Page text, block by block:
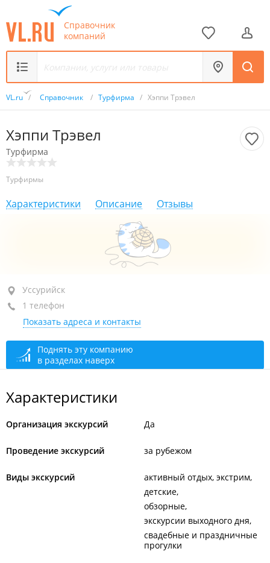
Справочник
компаний
VL.ru / Справочник / Турфирма / Хэппи Трэвел
Хэппи Трэвел
Турфирма
Турфирмы
Характеристики Описание Отзывы
Уссурийск, ул. Суханова, 55
1-й этаж, оф. 27
+7 914 722-25-02
сегодня закрыто
Уссурийск
1 телефон
Показать адреса и контакты
Поднять эту компанию
в разделах наверх
Характеристики
Организация экскурсий Да
Проведение экскурсий за рубежом
Виды экскурсий
активный отдых, экстрим
детские
обзорные
экскурсии выходного дня
свадебные и праздничные
прогулки